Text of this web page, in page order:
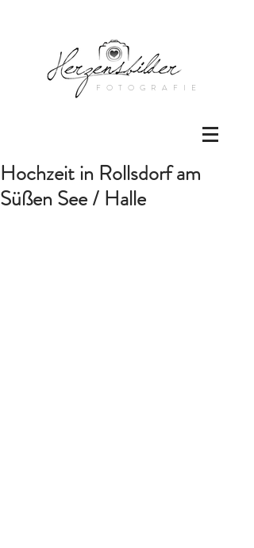
FOTOGRAFIE
Hochzeit in Rollsdorf am
Süßen See / Halle